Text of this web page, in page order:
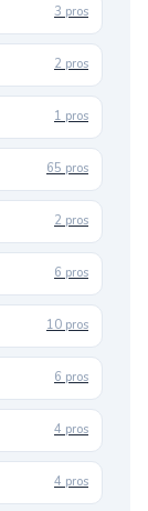
3 pros
2 pros
1 pros
65 pros
2 pros
6 pros
10 pros
6 pros
4 pros
4 pros